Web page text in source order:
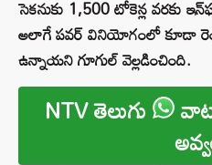
సెకనుకు 1,500 టోకెన్ల వరకు
అలాగే పవర్ వినియోగంలో కూడా
ఉన్నాయని గూగుల్ వెల్లడించింది.
NTV తెలుగు